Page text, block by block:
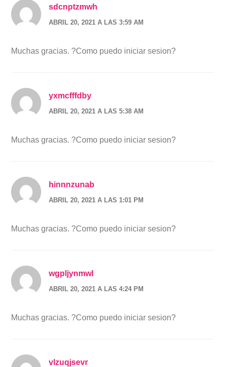
sdcnptzmwh
ABRIL 20, 2021 A LAS 3:59 AM
Muchas gracias. ?Como puedo iniciar sesion?
yxmcfffdby
ABRIL 20, 2021 A LAS 5:38 AM
Muchas gracias. ?Como puedo iniciar sesion?
hinnnzunab
ABRIL 20, 2021 A LAS 1:01 PM
Muchas gracias. ?Como puedo iniciar sesion?
wgpljynmwl
ABRIL 20, 2021 A LAS 4:24 PM
Muchas gracias. ?Como puedo iniciar sesion?
vlzuqjsevr